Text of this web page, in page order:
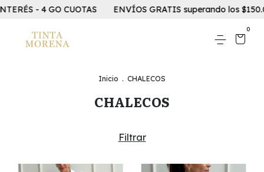
- 4 GO CUOTAS ENVÍOS GRATIS superando los
0
Inicio . CHALECOS
CHALECOS
Filtrar